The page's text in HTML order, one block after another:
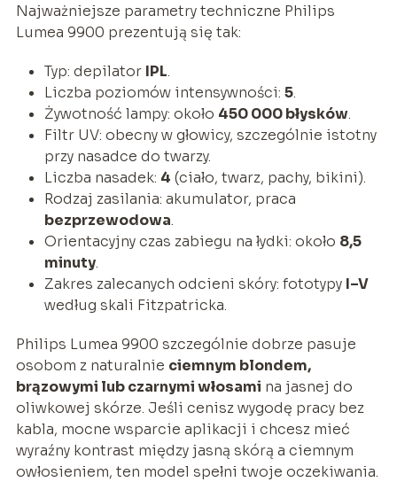
Najważniejsze parametry techniczne Philips
Lumea 9900 prezentują się tak:
Typ: depilator IPL.
Liczba poziomów intensywności: 5.
Żywotność lampy: około 450 000 błysków.
Filtr UV: obecny w głowicy, szczególnie istotny
przy nasadce do twarzy.
Liczba nasadek: 4 (ciało, twarz, pachy, bikini).
Rodzaj zasilania: akumulator, praca
bezprzewodowa.
Orientacyjny czas zabiegu na łydki: około 8,5
minuty.
Zakres zalecanych odcieni skóry: fototypy I–V
według skali Fitzpatricka.
Philips Lumea 9900 szczególnie dobrze pasuje
osobom z naturalnie ciemnym blondem,
brązowymi lub czarnymi włosami na jasnej do
oliwkowej skórze. Jeśli cenisz wygodę pracy bez
kabla, mocne wsparcie aplikacji i chcesz mieć
wyraźny kontrast między jasną skórą a ciemnym
owłosieniem, ten model spełni twoje oczekiwania.